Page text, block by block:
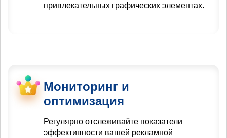
привлекательных графических элементах.
Мониторинг и
оптимизация
Регулярно отслеживайте показатели
эффективности вашей рекламной